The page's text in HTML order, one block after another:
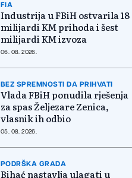
FIA
Industrija u FBiH ostvarila 18
milijardi KM prihoda i šest
milijardi KM izvoza
06. 08. 2026.
BEZ SPREMNOSTI DA PRIHVATI
Vlada FBiH ponudila rješenja
za spas Željezare Zenica,
vlasnik ih odbio
05. 08. 2026.
PODRŠKA GRADA
Bihać nastavlja ulagati u